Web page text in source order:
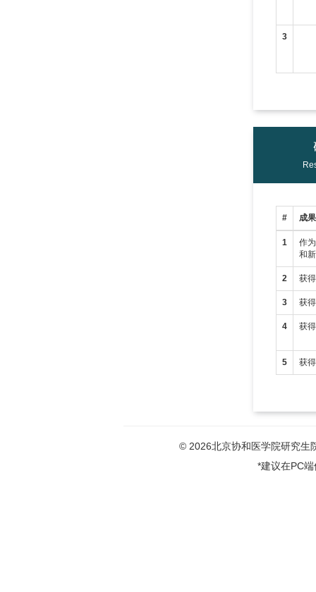
3
# 成
1
作
和
2 获
3 获
4 获
5 获
© 2026北京协和医学院研究生
*建议在PC